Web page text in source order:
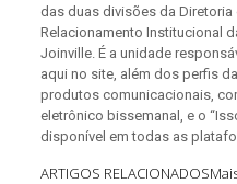
das duas divisões da
Relacionamento Institucional
Joinville. É a unidade
aqui no site, além dos perfis
produtos comunicacionais,
eletrônico bissemanal, e o
disponível em todas as
ARTIGOS RELACIONADOS